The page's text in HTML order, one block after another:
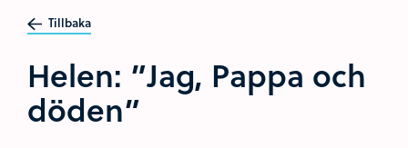
Tillbaka
Helen: ”Jag, Pappa och
döden”